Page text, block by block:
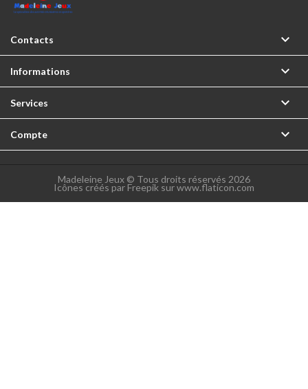
Contacts 
Informations 
Services 
Compte 
Madeleine Jeux © Tous droits réservés 2026
Icônes créés par Freepik sur www.flaticon.com